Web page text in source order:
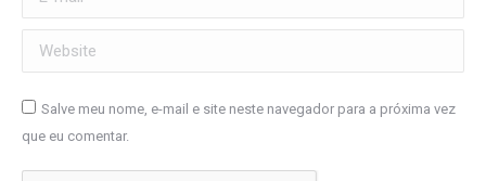
Website
Salve meu nome, e-mail e site neste navegador para a próxima vez
que eu comentar.